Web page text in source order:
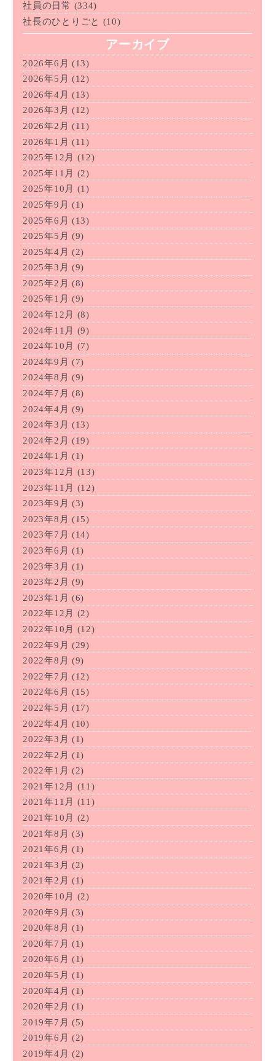
社員の日常 (334)
社長のひとりごと (10)
アーカイブ
2026年6月 (13)
2026年5月 (12)
2026年4月 (13)
2026年3月 (12)
2026年2月 (11)
2026年1月 (11)
2025年12月
(12)
2025年11月
(2)
2025年10月
(1)
2025年9月 (1)
2025年6月 (13)
2025年5月 (9)
2025年4月 (2)
2025年3月 (9)
2025年2月 (8)
2025年1月 (9)
2024年12月
(8)
2024年11月
(9)
2024年10月
(7)
2024年9月 (7)
2024年8月 (9)
2024年7月 (8)
2024年4月 (9)
2024年3月 (13)
2024年2月 (19)
2024年1月 (1)
2023年12月
(13)
2023年11月 (12)
2023年9月 (3)
2023年8月 (15)
2023年7月 (14)
2023年6月 (1)
2023年3月 (1)
2023年2月 (9)
2023年1月 (6)
2022年12月
(2)
2022年10月
(12)
2022年9月 (29)
2022年8月 (9)
2022年7月 (12)
2022年6月 (15)
2022年5月 (17)
2022年4月 (10)
2022年3月 (1)
2022年2月 (1)
2022年1月 (2)
2021年12月
(11)
2021年11月
(11)
2021年10月
(2)
2021年8月 (3)
2021年6月 (1)
2021年3月 (2)
2021年2月 (1)
2020年10月
(2)
2020年9月 (3)
2020年8月 (1)
2020年7月 (1)
2020年6月 (1)
2020年5月 (1)
2020年4月 (1)
2020年2月 (1)
2019年7月 (5)
2019年6月 (2)
2019年4月 (2)